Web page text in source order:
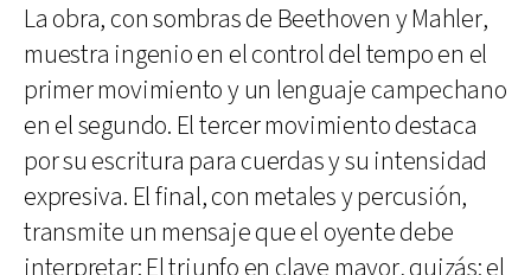
La obra, con sombras de Beethoven y Mahler,
muestra ingenio en el control del tempo en el
primer movimiento y un lenguaje campechano
en el segundo. El tercer movimiento destaca
por su escritura para cuerdas y su intensidad
expresiva. El final, con metales y percusión,
transmite un mensaje que el oyente debe
interpretar: El triunfo en clave mayor, quizás; el